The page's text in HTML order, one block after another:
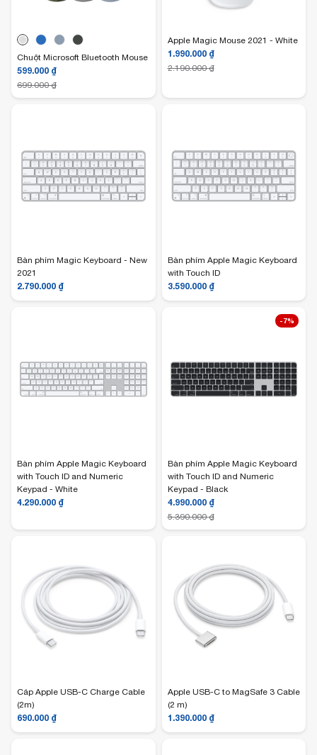
Chuột Microsoft Bluetooth Mouse
599.000 ₫
699.000₫
Apple Magic Mouse 2021 - White
1.990.000 ₫
2.190.000₫
Bàn phím Magic Keyboard - New
2021
2.790.000 ₫
Bàn phím Apple Magic Keyboard
with Touch ID
3.590.000 ₫
Bàn phím Apple Magic Keyboard
with Touch ID and Numeric
Keypad - White
4.290.000 ₫
-7%
Bàn phím Apple Magic Keyboard
with Touch ID and Numeric
Keypad - Black
4.990.000 ₫
5.390.000₫
Cáp Apple USB-C Charge Cable
(2m)
690.000 ₫
Apple USB-C to MagSafe 3 Cable
(2 m)
1.390.000 ₫